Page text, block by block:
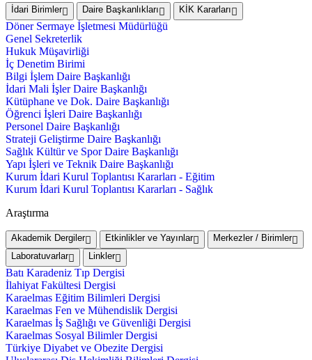
İdari Birimler Daire Başkanlıkları KİK Kararları
Döner Sermaye İşletmesi Müdürlüğü
Genel Sekreterlik
Hukuk Müşavirliği
İç Denetim Birimi
Bilgi İşlem Daire Başkanlığı
İdari Mali İşler Daire Başkanlığı
Kütüphane ve Dok. Daire Başkanlığı
Öğrenci İşleri Daire Başkanlığı
Personel Daire Başkanlığı
Strateji Geliştirme Daire Başkanlığı
Sağlık Kültür ve Spor Daire Başkanlığı
Yapı İşleri ve Teknik Daire Başkanlığı
Kurum İdari Kurul Toplantısı Kararları - Eğitim
Kurum İdari Kurul Toplantısı Kararları - Sağlık
Araştırma
Akademik Dergiler Etkinlikler ve Yayınlar
Merkezler / Birimler
Laboratuvarlar
Linkler
Batı Karadeniz Tıp Dergisi
İlahiyat Fakültesi Dergisi
Karaelmas Eğitim Bilimleri Dergisi
Karaelmas Fen ve Mühendislik Dergisi
Karaelmas İş Sağlığı ve Güvenliği Dergisi
Karaelmas Sosyal Bilimler Dergisi
Türkiye Diyabet ve Obezite Dergisi